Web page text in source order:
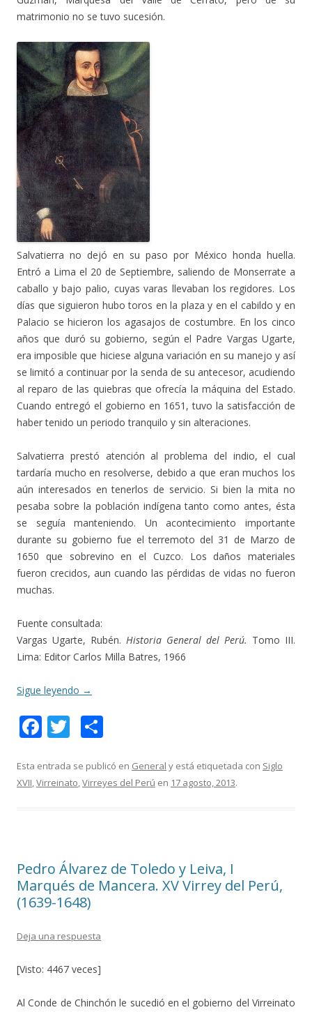
matrimonio no se tuvo sucesión.
Salvatierra no dejó en su paso por México honda huella.
Entró a Lima el 20 de Septiembre, saliendo de Monserrate a
caballo y bajo palio, cuyas varas llevaban los regidores. Los
días que siguieron hubo toros en la plaza y en el cabildo y en
Palacio se hicieron los agasajos de costumbre. En los cinco
años que duró su gobierno, según el Padre Vargas Ugarte,
era imposible que hiciese alguna variación en su manejo y así
se limitó a continuar por la senda de su antecesor, acudiendo
al reparo de las quiebras que ofrecía la máquina del Estado.
Cuando entregó el gobierno en 1651, tuvo la satisfacción de
haber tenido un periodo tranquilo y sin alteraciones.
Salvatierra prestó atención al problema del indio, el cual
tardaría mucho en resolverse, debido a que eran muchos los
aún interesados en tenerlos de servicio. Si bien la mita no
pesaba sobre la población indígena tanto como antes, ésta
se seguía manteniendo. Un acontecimiento importante
durante su gobierno fue el terremoto del 31 de Marzo de
1650 que sobrevino en el Cuzco. Los daños materiales
fueron crecidos, aun cuando las pérdidas de vidas no fueron
muchas.
Fuente consultada:
Vargas Ugarte, Rubén. Historia General del Perú. Tomo III.
Lima: Editor Carlos Milla Batres, 1966
Sigue leyendo →
F
e
b
k
T
itt
er
m
p
r
Esta entrada se publicó en General y está etiquetada con Siglo
XVII,Virreinato,Virreyes del Perú en 17 agosto, 2013.
Pedro Álvarez de Toledo y Leiva, I
Marqués de Mancera. XV Virrey del Perú,
(1639-1648)
Deja una respuesta
[Visto: 4467 veces]
Al Conde de Chinchón le sucedió en el gobierno del Virreinato